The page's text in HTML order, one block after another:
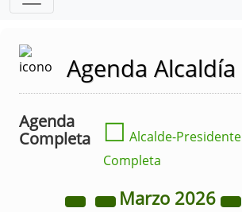
Agenda Alcaldía
Agenda
Completa
☐ Alcalde-Presidente
Completa
Marzo 2026